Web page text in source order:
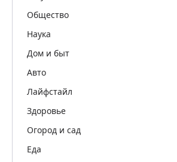
Общество
Наука
Дом и быт
Авто
Лайфстайл
Здоровье
Огород и сад
Еда